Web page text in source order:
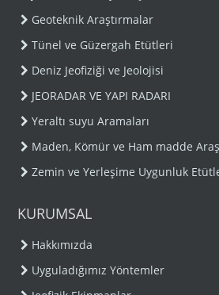
Geoteknik Araştırmalar
Tünel ve Güzergah Etütleri
Deniz Jeofiziği ve Jeolojisi
JEORADAR VE YAPI RADARI
Yeraltı suyu Aramaları
Maden, Kömür ve Ham madde
Zemin ve Yerleşime Uygunluk
KURUMSAL
Hakkımızda
Uyguladığımız Yöntemler